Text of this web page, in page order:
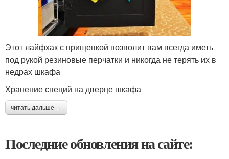
Этот лайфхак с прищепкой позволит вам всегда иметь
под рукой резиновые перчатки и никогда не терять их в
недрах шкафа
Хранение специй на дверце шкафа
читать дальше →
Последние обновления на сайте: